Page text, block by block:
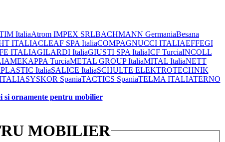
ItaliaAtrom IMPEX SRLBACHMANN GermaniaBesana
ITALIACLEAF SPA ItaliaCOMPAGNUCCI ITALIAEFFEGI
ITALIAGILARDI ItaliaGIUSTI SPA ItaliaICF TurciaINCOLL
MEKAPPA TurciaMETAL GROUP ItaliaMITAL ItaliaNETT
ItaliaSALICE ItaliaSCHULTE ELEKTROTECHNIK
SYSKOR SpaniaTACTICS SpaniaTELMA ITALIATERNO
si ornamente pentru mobilier
MOBILIER